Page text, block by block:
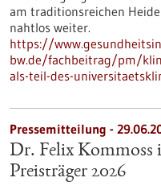
am traditionsreichen
nahtlos weiter.
https://
bw.de/fachbeitrag/pm/
als-teil-des-
Pressemitteilung -
Dr. Felix
Preisträger 2026